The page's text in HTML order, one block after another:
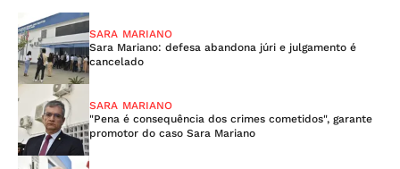
SARA MARIANO
Sara Mariano: defesa abandona júri e julgamento é
cancelado
SARA MARIANO
"Pena é consequência dos crimes cometidos", garante
promotor do caso Sara Mariano